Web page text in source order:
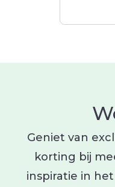
Geniet van
korting bij
inspiratie in